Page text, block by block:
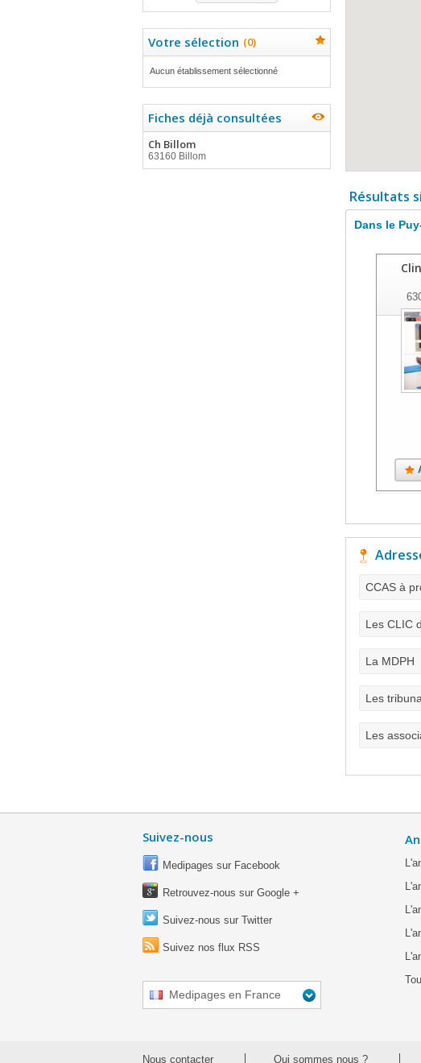
Votre sélection (0)
Aucun établissement sélectionné
Fiches déjà consultées
Ch Billom
63160 Billom
Résultats
Dans le
CCAS à
Les CLIC
La MDPH
Les
Les
Suivez-nous
Medipages sur Facebook
Retrouvez-nous sur Google +
Suivez-nous sur Twitter
Suivez nos flux RSS
Medipages en France
Nous contacter Qui sommes nous ?